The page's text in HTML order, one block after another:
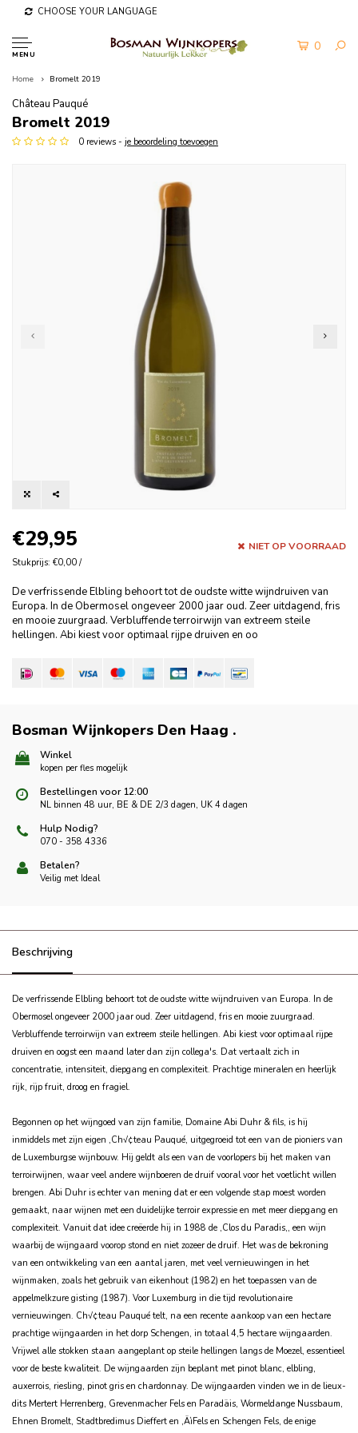
CHOOSE YOUR LANGUAGE
MENU
0
Home Bromelt 2019
Château Pauqué
Bromelt 2019
0 reviews - je beoordeling toevoegen
€29,95
Stukprijs: €0,00 /
NIET OP VOORRAAD
De verfrissende Elbling behoort tot de oudste witte wijndruiven van
Europa. In de Obermosel ongeveer 2000 jaar oud. Zeer uitdagend, fris
en mooie zuurgraad. Verbluffende terroirwijn van extreem steile
hellingen. Abi kiest voor optimaal rijpe druiven en oo
Bosman Wijnkopers Den Haag .
Winkel
kopen per fles mogelijk
Bestellingen voor 12:00
NL binnen 48 uur, BE & DE 2/3 dagen, UK 4 dagen
Hulp Nodig?
070 - 358 4336
Betalen?
Veilig met Ideal
Beschrijving
De verfrissende Elbling behoort tot de oudste witte wijndruiven van Europa. In de
Obermosel ongeveer 2000 jaar oud. Zeer uitdagend, fris en mooie zuurgraad.
Verbluffende terroirwijn van extreem steile hellingen. Abi kiest voor optimaal rijpe
druiven en oogst een maand later dan zijn collega's. Dat vertaalt zich in
concentratie, intensiteit, diepgang en complexiteit. Prachtige mineralen en heerlijk
rijk, rijp fruit, droog en fragiel.
Begonnen op het wijngoed van zijn familie, Domaine Abi Duhr & fils, is hij
inmiddels met zijn eigen ‚Ch√¢teau Pauqué‚ uitgegroeid tot een van de pioniers van
de Luxemburgse wijnbouw. Hij geldt als een van de voorlopers bij het maken van
terroirwijnen, waar veel andere wijnboeren de druif vooral voor het voetlicht willen
brengen. Abi Duhr is echter van mening dat er een volgende stap moest worden
gemaakt, naar wijnen met een duidelijke terroir expressie en met meer diepgang en
complexiteit. Vanuit dat idee creëerde hij in 1988 de ‚Clos du Paradis‚, een wijn
waarbij de wijngaard voorop stond en niet zozeer de druif. Het was de bekroning
van een ontwikkeling van een aantal jaren, met veel vernieuwingen in het
wijnmaken, zoals het gebruik van eikenhout (1982) en het toepassen van de
appelmelkzure gisting (1987). Voor Luxemburg in die tijd revolutionaire
vernieuwingen. Ch√¢teau Pauqué telt, na een recente aankoop van een hectare
prachtige wijngaarden in het dorp Schengen, in totaal 4,5 hectare wijngaarden.
Vrijwel alle stokken staan aangeplant op steile hellingen langs de Moezel, essentieel
voor de beste kwaliteit. De wijngaarden zijn beplant met pinot blanc, elbling,
auxerrois, riesling, pinot gris en chardonnay. De wijngaarden vinden we in de lieux-
dits Mertert Herrenberg, Grevenmacher Fels en Paradäis, Wormeldange Nussbaum,
Ehnen Bromelt, Stadtbredimus Dieffert en ‚ÄìFels en Schengen Fels, de enige